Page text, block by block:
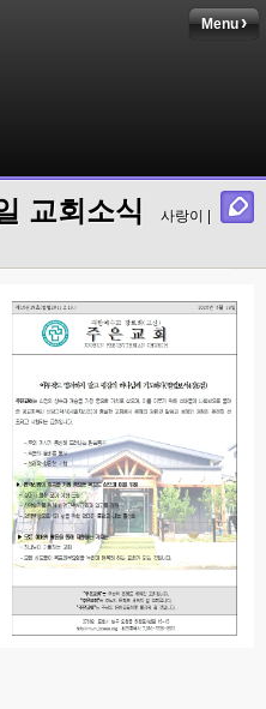
Menu
교회소식
사랑이 |